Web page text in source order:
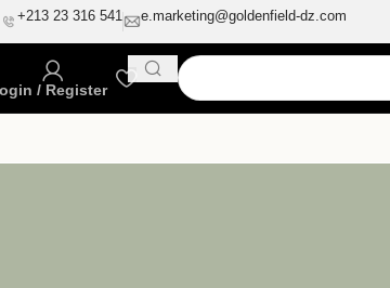
e.marketing@goldenfield-dz.com
541 316 23 213+
/ Register